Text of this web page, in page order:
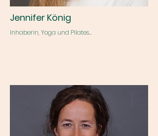
Jennifer König
Inhaberin, Yoga und Pilates